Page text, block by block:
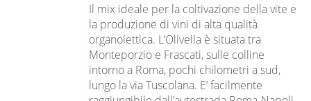
Il mix ideale per la coltivazione della vite e
la produzione di vini di alta qualità
organolettica. L’Olivella è situata tra
Monteporzio e Frascati, sulle colline
intorno a Roma, pochi chilometri a sud,
lungo la via Tuscolana. E’ facilmente